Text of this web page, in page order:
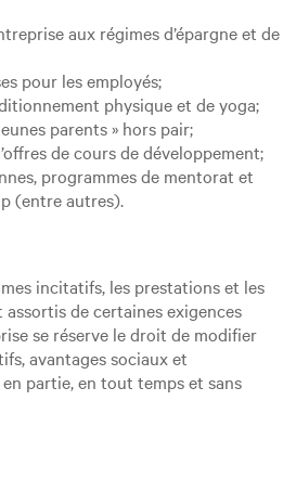
aux régimes d’épargne et de
pour les employés;
physique et de yoga;
parents » hors pair;
de cours de développement;
programmes de mentorat et
(entre autres).
incitatifs, les prestations et les
de certaines exigences
se réserve le droit de modifier
avantages sociaux et
partie, en tout temps et sans